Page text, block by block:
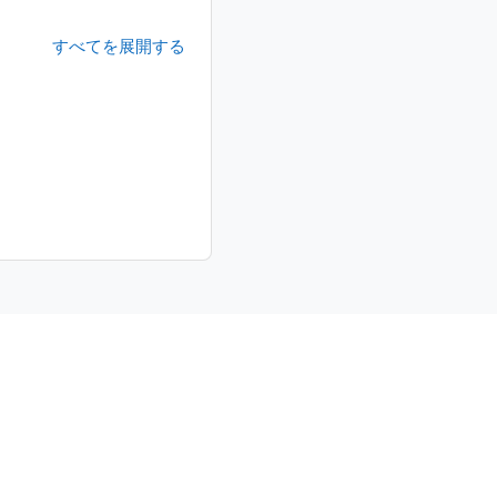
すべてを展開する